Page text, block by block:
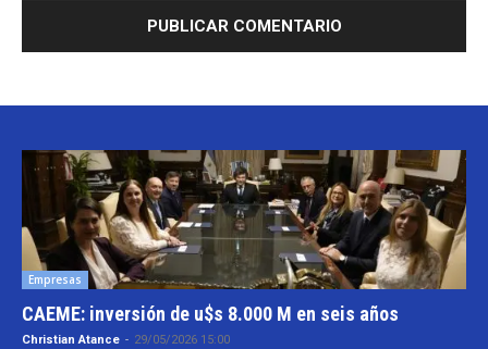
Empresas
CAEME: inversión de u$s 8.000 M en seis años
Christian Atance - 29/05/2026 15:00